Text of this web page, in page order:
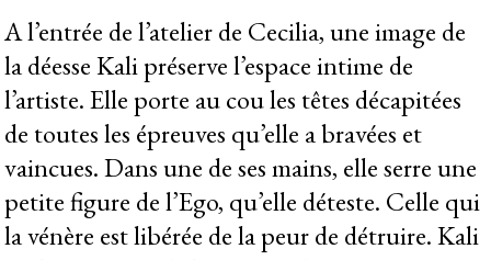
A l’entrée de l’atelier de Cecilia, une image de
la déesse Kali préserve l’espace intime de
l’artiste. Elle porte au cou les têtes décapitées
de toutes les épreuves qu’elle a bravées et
vaincues. Dans une de ses mains, elle serre une
petite figure de l’Ego, qu’elle déteste. Celle qui
la vénère est libérée de la peur de détruire. Kali